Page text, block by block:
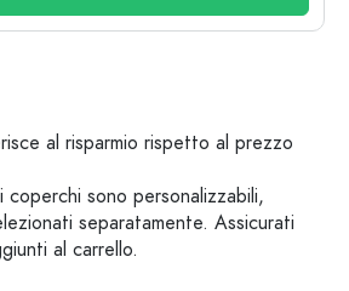
al risparmio rispetto al prezzo
coperchi sono personalizzabili,
separatamente. Assicurati
al carrello.